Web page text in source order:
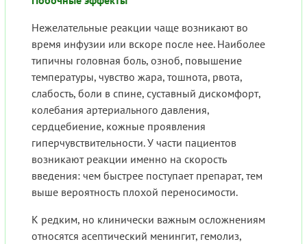
Нежелательные реакции чаще возникают во
время инфузии или вскоре после нее. Наиболее
типичны головная боль, озноб, повышение
температуры, чувство жара, тошнота, рвота,
слабость, боли в спине, суставный дискомфорт,
колебания артериального давления,
сердцебиение, кожные проявления
гиперчувствительности. У части пациентов
возникают реакции именно на скорость
введения: чем быстрее поступает препарат, тем
выше вероятность плохой переносимости.
К редким, но клинически важным осложнениям
относятся асептический менингит, гемолиз,